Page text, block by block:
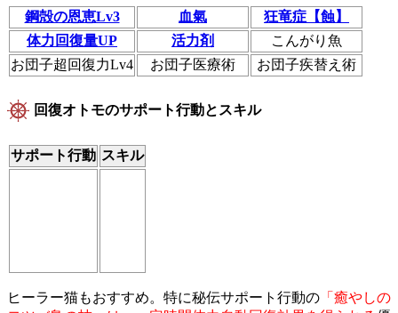
鋼殻の恩恵Lv3 血氣
狂竜症【蝕】
体力回復量UP
活力剤
こんがり魚
お団子超回復力Lv4
お団子医療術 お団子疾替え術
回復オトモのサポート行動とスキル
サポート行動 スキル
ヒーラー猫もおすすめ。特に秘伝サポート行動の 「癒やしの